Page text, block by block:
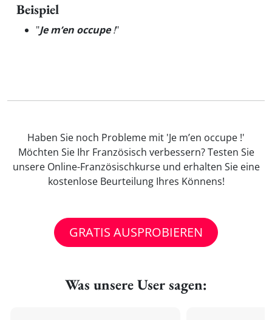
Beispiel
"Je m’en occupe!"
Haben Sie noch Probleme mit 'Je m’en occupe !'
Möchten Sie Ihr Französisch verbessern? Testen Sie
unsere Online-Französischkurse und erhalten Sie eine
kostenlose Beurteilung Ihres Könnens!
GRATIS AUSPROBIEREN
Was unsere User sagen: